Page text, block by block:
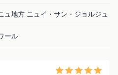
ュ地方 ニュイ・サン・ジョルジュ
ール